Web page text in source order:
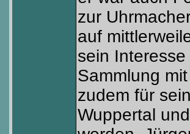
zur
auf
sein
Sammlung
zudem für
Wuppertal